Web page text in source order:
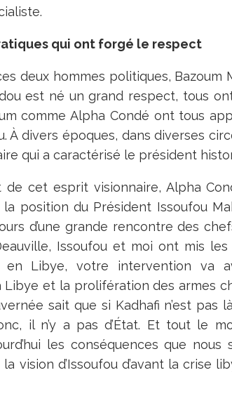
qui ont forgé le respect
deux hommes politiques, Bazoum
est né un grand respect, tous
comme Alpha Condé ont tous
À divers époques, dans diverses
qui a caractérisé le président
de cet esprit visionnaire, Alpha
position du Président Issoufou
d’une grande rencontre des
Issoufou et moi ont mis les
en Libye, votre intervention va
Libye et la prolifération des armes
sait que si Kadhafi n’est pas
il n’y a pas d’État. Et tout le
les conséquences que
vision d’Issoufou d’avant la crise